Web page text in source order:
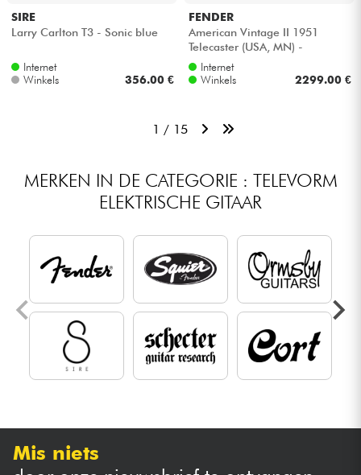
SIRE
Larry Carlton T3 - Sonic blue
Internet
Winkels
356.00 €
FENDER
American Vintage II 1951
Telecaster (USA, MN) -
Butterscotch blonde
Internet
Winkels
2299.00 €
1 / 15
MERKEN IN DE CATEGORIE : TELEVORM
ELEKTRISCHE GITAAR
Mis niets